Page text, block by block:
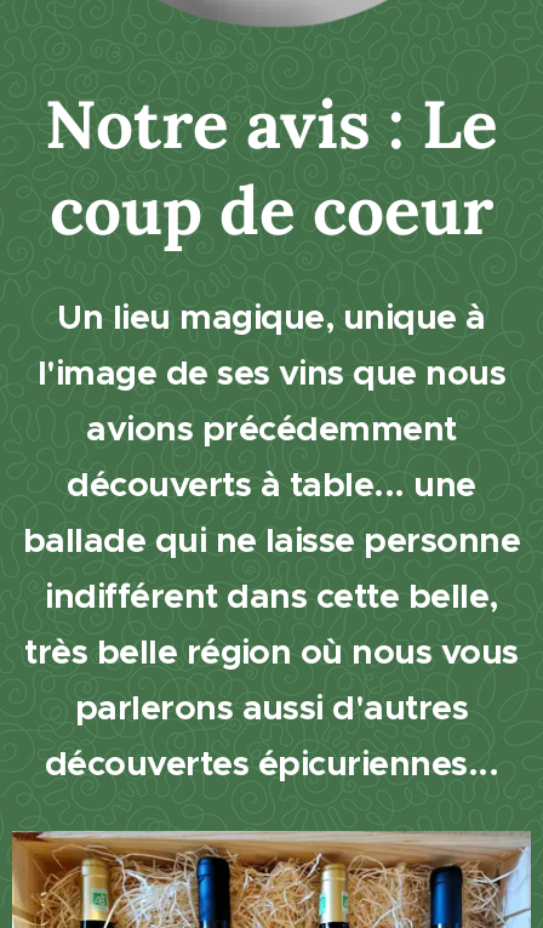
Notre avis : Le
coup de coeur
Un lieu magique, unique à
l'image de ses vins que nous
avions précédemment
découverts à table... une
ballade qui ne laisse personne
indifférent dans cette belle,
très belle région où nous vous
parlerons aussi d'autres
découvertes épicuriennes...